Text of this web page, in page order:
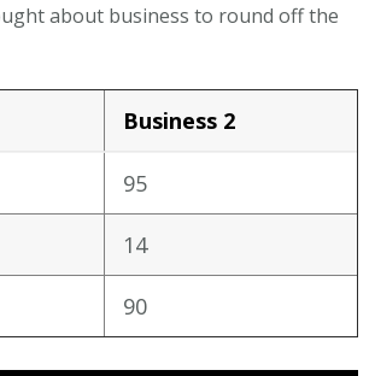
about business to round off the
Business 2
95
14
90